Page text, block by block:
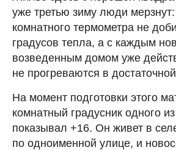
уже третью зиму люди мерзнут:
комнатного термометра не
градусов тепла, а с каждым
возведенным домом уже
не прогреваются в
На момент подготовки этого
комнатный градусник одного
показывал +16. Он живет в
по одноименной улице, и